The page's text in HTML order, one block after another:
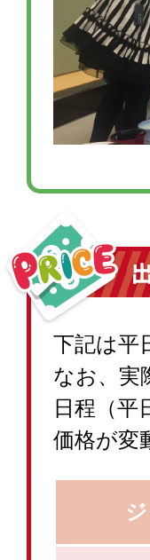
下記は平
なお、実
日程（平
価格が変